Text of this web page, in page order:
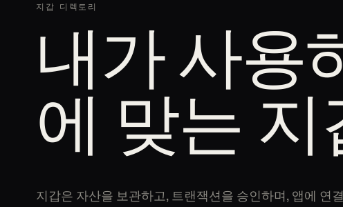
지갑 디렉토리
내가 사용
에 맞는 지
지갑은 자산을 보관하고, 트랜잭션을 승인하며, 앱에 연